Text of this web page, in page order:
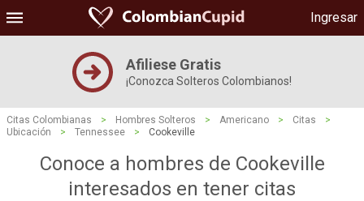
Ingresar
Afiliese Gratis
¡Conozca Solteros Colombianos!
Citas Colombianas > Hombres Solteros > Americano > Citas
>
Ubicación
> Tennessee > Cookeville
Conoce a hombres de Cookeville
interesados ​​en tener citas